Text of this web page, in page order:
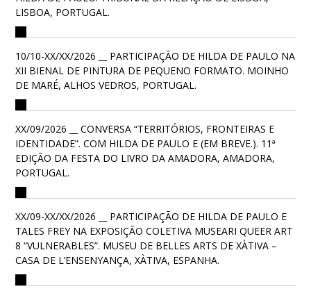
LISBOA, PORTUGAL.
10/10-XX/XX/2026 __ PARTICIPAÇÃO DE HILDA DE PAULO NA
XII BIENAL DE PINTURA DE PEQUENO FORMATO. MOINHO
DE MARÉ, ALHOS VEDROS, PORTUGAL.
XX/09/2026 __ CONVERSA “TERRITÓRIOS, FRONTEIRAS E
IDENTIDADE”. COM HILDA DE PAULO E (EM BREVE.). 11ª
EDIÇÃO DA FESTA DO LIVRO DA AMADORA, AMADORA,
PORTUGAL.
XX/09-XX/XX/2026 __ PARTICIPAÇÃO DE HILDA DE PAULO E
TALES FREY NA EXPOSIÇÃO COLETIVA MUSEARI QUEER ART
8 “VULNERABLES”. MUSEU DE BELLES ARTS DE XÀTIVA –
CASA DE L’ENSENYANÇA, XÀTIVA, ESPANHA.